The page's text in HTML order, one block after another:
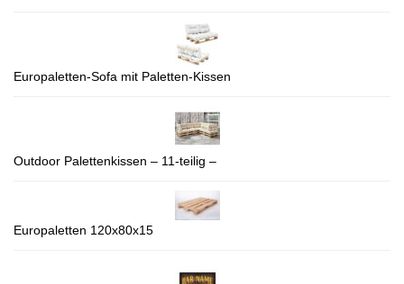
Europaletten-Sofa mit Paletten-Kissen
Outdoor Palettenkissen – 11-teilig –
Europaletten 120x80x15